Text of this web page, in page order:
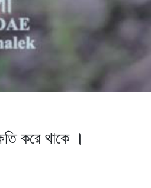
করে থাকে ।